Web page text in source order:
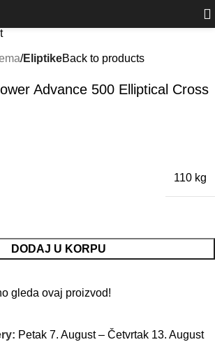
EliptikeBack to products
Advance 500 Elliptical Cross
110 kg
DODAJ U KORPU
gleda ovaj proizvod!
Petak 7. August – Četvrtak 13. August